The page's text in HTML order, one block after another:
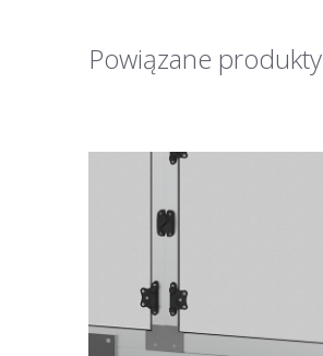
Powiązane produkty